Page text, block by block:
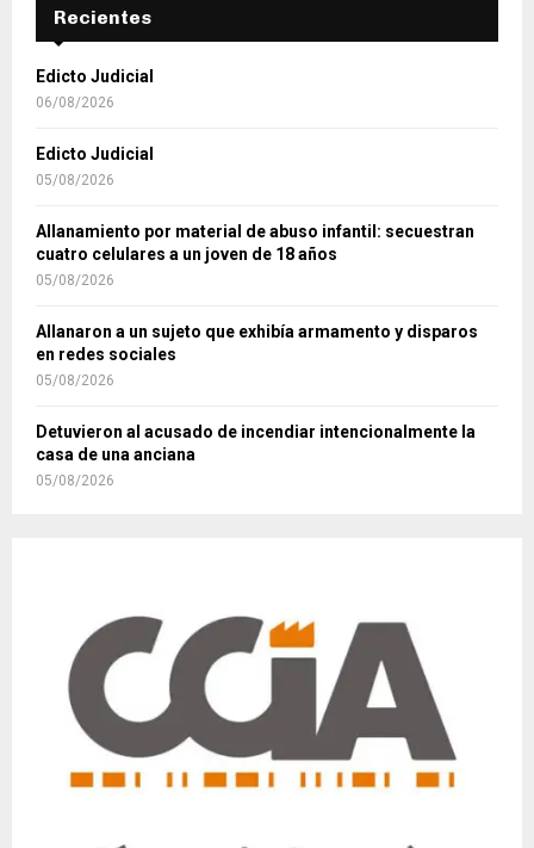
Recientes
Edicto Judicial
06/08/2026
Edicto Judicial
05/08/2026
Allanamiento por material de abuso infantil: secuestran
cuatro celulares a un joven de 18 años
05/08/2026
Allanaron a un sujeto que exhibía armamento y disparos
en redes sociales
05/08/2026
Detuvieron al acusado de incendiar intencionalmente la
casa de una anciana
05/08/2026